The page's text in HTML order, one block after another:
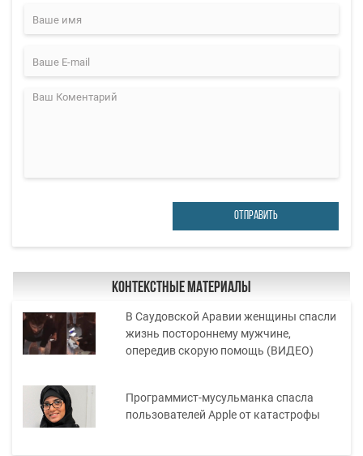
ОТПРАВИТЬ
Контекстные материалы
В Саудовской Аравии женщины спасли
жизнь постороннему мужчине,
опередив скорую помощь (ВИДЕО)
Программист-мусульманка спасла
пользователей Apple от катастрофы